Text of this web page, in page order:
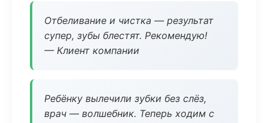
Отбеливание и чистка — результат
супер, зубы блестят. Рекомендую!
— Клиент компании
Ребёнку вылечили зубки без слёз,
врач — волшебник. Теперь ходим с